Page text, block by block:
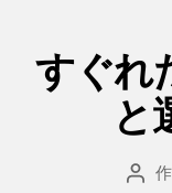
すぐれ
と
投